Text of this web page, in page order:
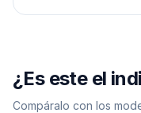
¿Es este el
Compáralo con los